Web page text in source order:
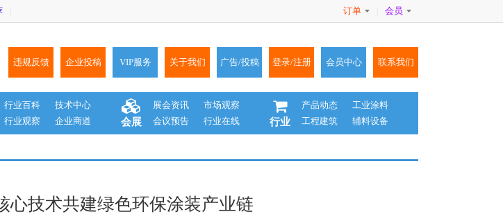
订单 会员
违规反馈 企业投稿 VIP服务 关于我们 广告/投稿 登录/注册 会员中心 联系我们
行业百科
技术中心
行业观察
企业商道 会展
展会资讯
市场观察
会议预告
行业在线 行业
产品动态
工业涂料
工程建筑
辅料设备
心技术共建绿色环保涂装产业链